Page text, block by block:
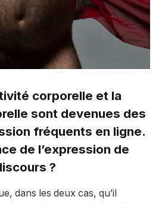
corporelle et la
sont devenues des
fréquents en ligne.
de l’expression de
?
dans les deux cas, qu’il